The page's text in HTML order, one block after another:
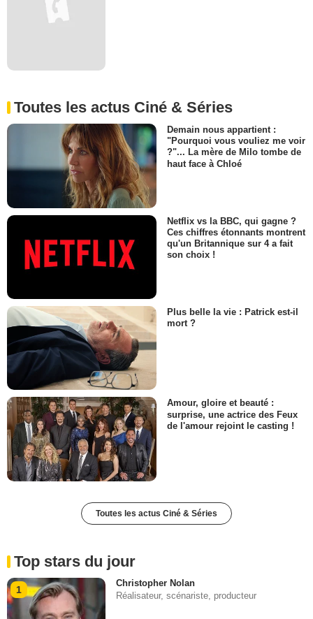
Toutes les actus Ciné & Séries
Demain nous appartient :
"Pourquoi vous vouliez me voir
?"... La mère de Milo tombe de
haut face à Chloé
Netflix vs la BBC, qui gagne ?
Ces chiffres étonnants montrent
qu'un Britannique sur 4 a fait
son choix !
Plus belle la vie : Patrick est-il
mort ?
Amour, gloire et beauté :
surprise, une actrice des Feux
de l'amour rejoint le casting !
Toutes les actus Ciné & Séries
Top stars du jour
1
Christopher Nolan
Réalisateur, scénariste, producteur